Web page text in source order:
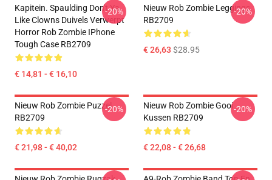
Kapitein. Spaulding Don't Ya
Like Clowns Duivels Verwerpt
Horror Rob Zombie IPhone
Tough Case RB2709
€ 14,81 - € 16,10
-20%
Nieuw Rob Zombie Leggings
RB2709
€ 26,63 $28.95
-20%
Nieuw Rob Zombie Puzzel
RB2709
€ 21,98 - € 40,02
-20%
Nieuw Rob Zombie Gooi
Kussen RB2709
€ 22,08 - € 26,68
-20%